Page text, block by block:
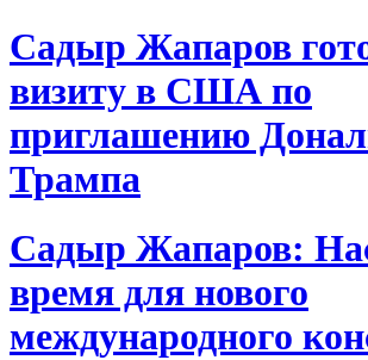
Садыр Жапаров
визиту в США по
приглашению
Трампа
Садыр Жапаров:
время для нового
международного